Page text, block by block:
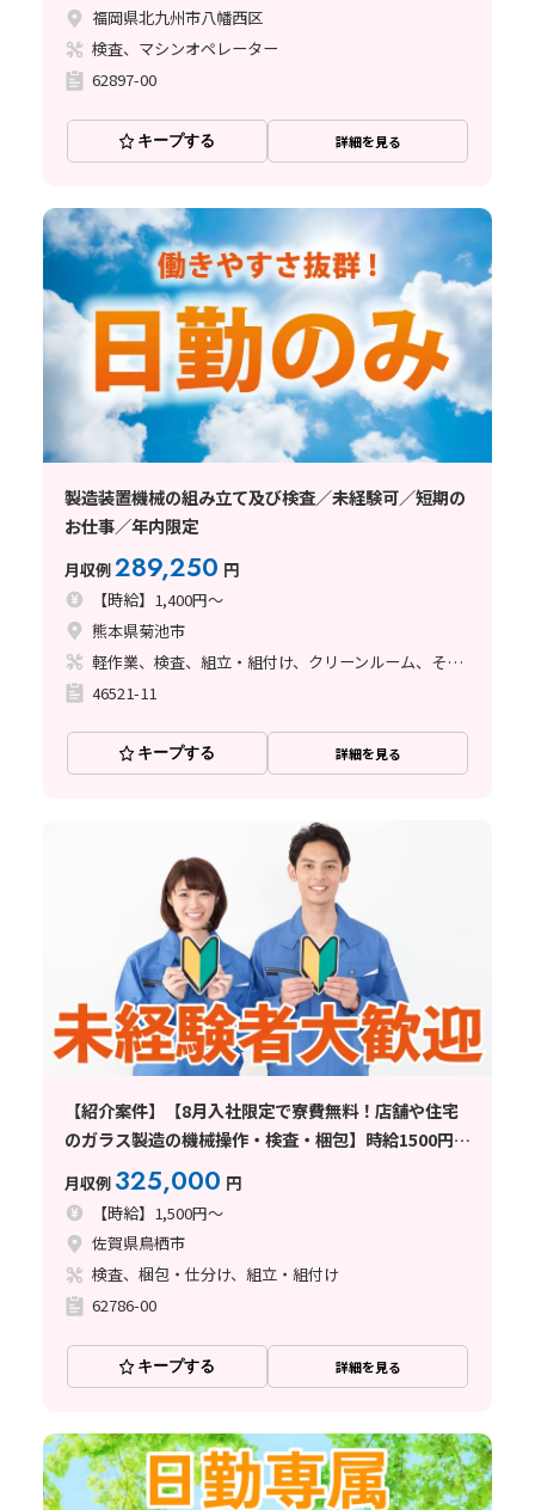
福岡県北九州市八幡西区
検査、マシンオペレーター
62897-00
キープする 詳細を見る
製造装置機械の組み立て及び検査／未経験可／短期の
お仕事／年内限定
月収例289,250 円
【時給】1,400円～
熊本県菊池市
軽作業、検査、組立・組付け、クリーンルーム、その他
46521-11
キープする 詳細を見る
【紹介案件】【8月入社限定で寮費無料！店舗や住宅
のガラス製造の機械操作・検査・梱包】時給1500円/2
交替/佐賀県鳥栖市曽根崎町/土日休み/未経験から月収
例32.5万円以上可能◎8月中旬入社
月収例 325,000 円
【時給】1,500円～
佐賀県鳥栖市
検査、梱包・仕分け、組立・組付け
62786-00
キープする 詳細を見る